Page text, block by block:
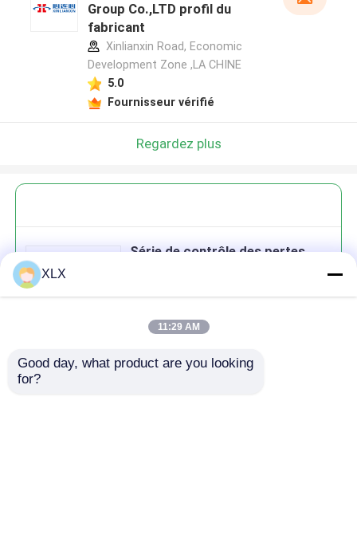
Group Co.,LTD profil du
fabricant
Xinlianxin Road, Economic
Development Zone ,LA CHINE
5.0
Fournisseur vérifié
Regardez plus
Série de contrôle des pertes
Continuer
XLX
11:29 AM
Good day, what product are you looking
for?